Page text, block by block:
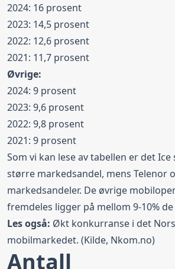
2024: 16 prosent
2023: 14,5 prosent
2022: 12,6 prosent
2021: 11,7 prosent
Øvrige:
2024: 9 prosent
2023: 9,6 prosent
2022: 9,8 prosent
2021: 9 prosent
Som vi kan lese av tabellen er det
større markedsandel, mens Telenor
markedsandeler. De øvrige
fremdeles ligger på mellom 9-10%
Les også: Økt konkurranse i det
mobilmarkedet. (Kilde, Nkom.no)
Antall